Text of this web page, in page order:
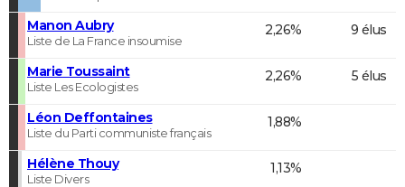
Manon Aubry
Liste de La France insoumise
2,26% 9 élus
Marie Toussaint
Liste Les Ecologistes
2,26% 5 élus
Léon Deffontaines
Liste du Parti communiste français
1,88%
Hélène Thouy
Liste Divers
1,13%